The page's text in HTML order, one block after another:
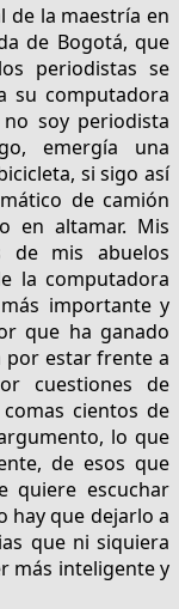
de la maestría en
de Bogotá, que
periodistas se
su computadora
soy periodista
emergía una
si sigo así
de camión
en altamar. Mis
de mis abuelos
la computadora
importante y
que ha ganado
por estar frente a
cuestiones de
cientos de
lo que
de esos que
escuchar
hay que dejarlo a
que ni siquiera
más inteligente y